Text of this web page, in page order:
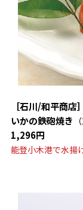
［石川/和平商店］
いかの鉄砲焼き
1,296円
能登小木港で水揚